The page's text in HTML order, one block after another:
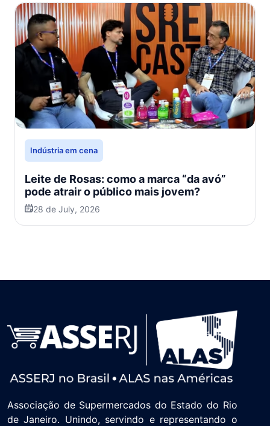
Indústria em cena
Leite de Rosas: como a marca “da avó”
pode atrair o público mais jovem?
28 de July, 2026
Associação de Supermercados do Estado do Rio
de Janeiro. Unindo, servindo e representando o